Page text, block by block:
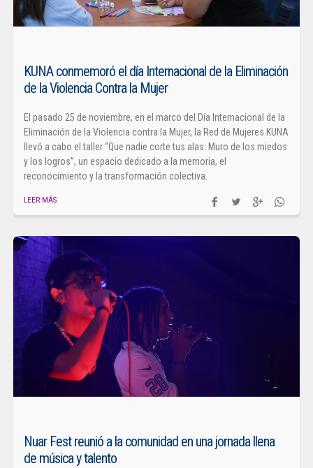
KUNA conmemoró el día Internacional de la Eliminación
de la Violencia Contra la Mujer
El pasado 25 de noviembre, en el marco del Día Internacional de la
Eliminación de la Violencia contra la Mujer, la Red de Mujeres KUNA
llevó a cabo el taller “Que nadie corte tus alas: Muro de los miedos
y los logros”, un espacio dedicado a la memoria, el
reconocimiento y la transformación colectiva.
LEER MÁS
Nuar Fest reunió a la comunidad en una jornada llena
de música y talento